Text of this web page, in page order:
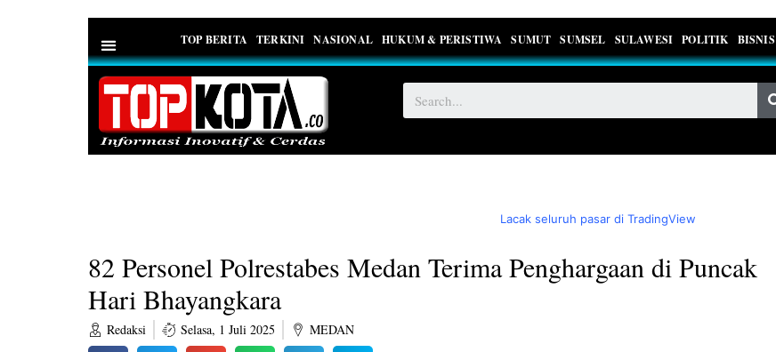
TOP BERITA TERKINI NASIONAL HUKUM & PERISTIWA SUMUT SUMSEL SULAWESI POLITIK BISNIS
Lacak seluruh pasar di TradingView
82 Personel Polrestabes Medan Terima Penghargaan di Puncak
Hari Bhayangkara
Redaksi Selasa, 1 Juli 2025 MEDAN